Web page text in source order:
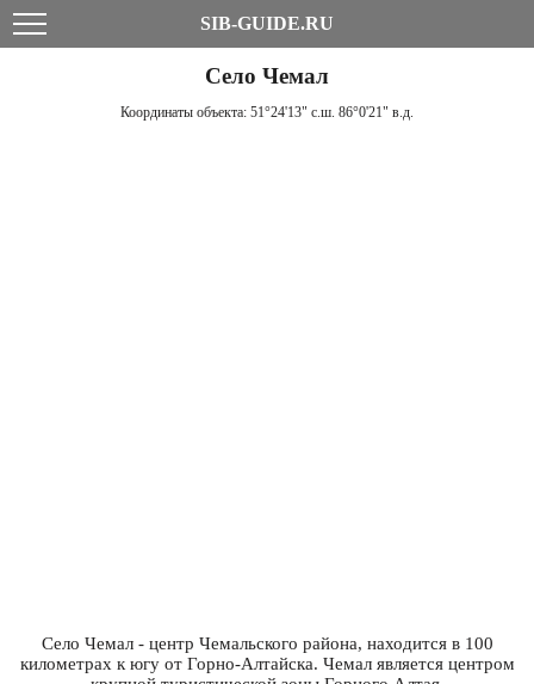
SIB-GUIDE.RU
Село Чемал
Координаты объекта: 51°24'13" с.ш. 86°0'21" в.д.
Село Чемал - центр Чемальского района, находится в 100
километрах к югу от Горно-Алтайска. Чемал является центром